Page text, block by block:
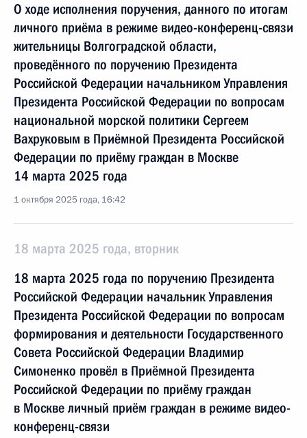
О ходе исполнения поручения, данного по итогам
личного приёма в режиме видео-конференц-связи
жительницы Волгоградской области,
проведённого по поручению Президента
Российской Федерации начальником Управления
Президента Российской Федерации по вопросам
национальной морской политики Сергеем
Вахруковым в Приёмной Президента Российской
Федерации по приёму граждан в Москве
14 марта 2025 года
1 октября 2025 года, 16:42
18 марта 2025 года, вторник
18 марта 2025 года по поручению Президента
Российской Федерации начальник Управления
Президента Российской Федерации по вопросам
формирования и деятельности Государственного
Совета Российской Федерации Владимир
Симоненко провёл в Приёмной Президента
Российской Федерации по приёму граждан
в Москве личный приём граждан в режиме видео-
конференц-связи